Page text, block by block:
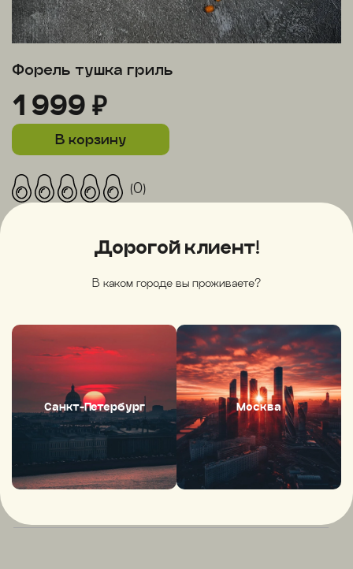
Форель тушка гриль
(0)
1 999 ₽
В корзину
Состав
КБЖУ
Условия хранения
Производитель
Дорогой клиент!
В каком городе вы проживаете?
Санкт-Петербург Москва